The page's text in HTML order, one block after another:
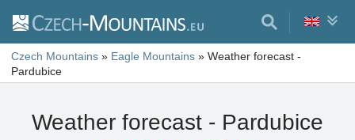
Czech Mountains » Eagle Mountains » Weather forecast -
Pardubice
Weather forecast - Pardubice